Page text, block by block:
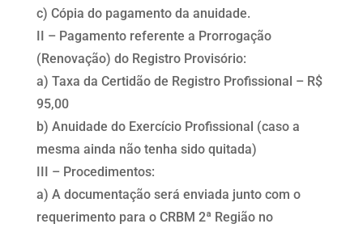
c) Cópia do pagamento da anuidade.
II – Pagamento referente a Prorrogação
(Renovação) do Registro Provisório:
a) Taxa da Certidão de Registro Profissional – R$
95,00
b) Anuidade do Exercício Profissional (caso a
mesma ainda não tenha sido quitada)
III – Procedimentos:
a) A documentação será enviada junto com o
requerimento para o CRBM 2ª Região no